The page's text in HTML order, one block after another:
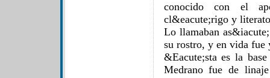
conocido con el
cl&eacute;rigo y
Lo llamaban
su rostro, y en vida fue
&Eacute;sta es la
Medrano fue de